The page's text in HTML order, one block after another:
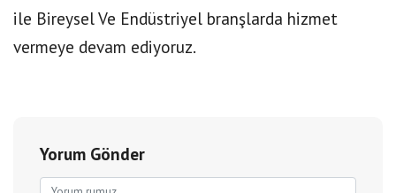
ile Bireysel Ve Endüstriyel branşlarda hizmet
vermeye devam ediyoruz.
Yorum Gönder